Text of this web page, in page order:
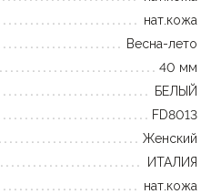
нат.кожа
Весна-лето
40 мм
БЕЛЫЙ
FD8013
Женский
ИТАЛИЯ
нат.кожа